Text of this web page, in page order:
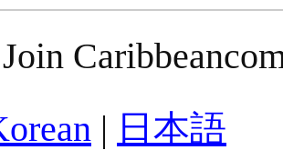
| 日本語